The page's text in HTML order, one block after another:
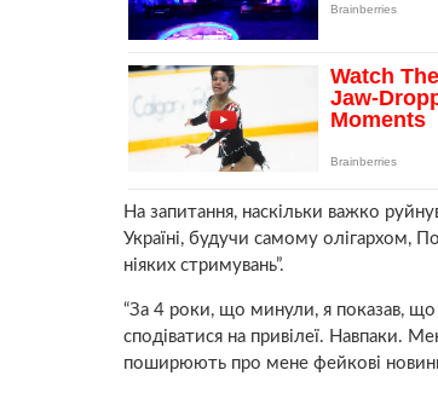
На запитання, наскільки важко
Україні, будучи самому олігархом,
ніяких стримувань”.
“За 4 роки, що минули, я показав,
сподіватися на привілеї. Навпаки.
поширюють про мене фейкові новини